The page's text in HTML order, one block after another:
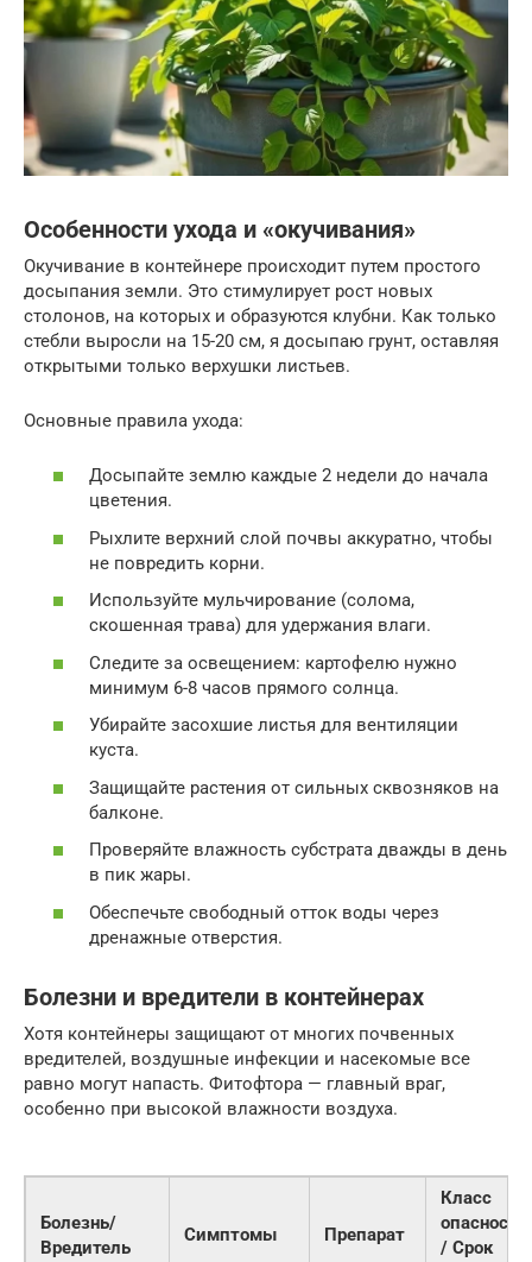
Особенности ухода и «окучивания»
Окучивание в контейнере происходит путем простого
досыпания земли. Это стимулирует рост новых
столонов, на которых и образуются клубни. Как только
стебли выросли на 15-20 см, я досыпаю грунт, оставляя
открытыми только верхушки листьев.
Основные правила ухода:
Досыпайте землю каждые 2 недели до начала
цветения.
Рыхлите верхний слой почвы аккуратно, чтобы
не повредить корни.
Используйте мульчирование (солома,
скошенная трава) для удержания влаги.
Следите за освещением: картофелю нужно
минимум 6-8 часов прямого солнца.
Убирайте засохшие листья для вентиляции
куста.
Защищайте растения от сильных сквозняков на
балконе.
Проверяйте влажность субстрата дважды в день
в пик жары.
Обеспечьте свободный отток воды через
дренажные отверстия.
Болезни и вредители в контейнерах
Хотя контейнеры защищают от многих почвенных
вредителей, воздушные инфекции и насекомые все
равно могут напасть. Фитофтора — главный враг,
особенно при высокой влажности воздуха.
Болезнь/
Вредитель
Симптомы Препарат
Класс
опасности
/ Срок